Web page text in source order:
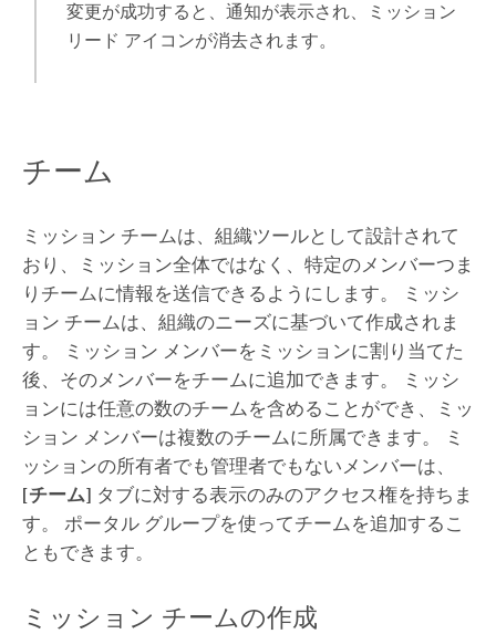
変更が成功すると、通知が表示され、ミッション
リード アイコンが消去されます。
チーム
ミッション チームは、組織ツールとして設計されて
おり、ミッション全体ではなく、特定のメンバーつま
りチームに情報を送信できるようにします。 ミッシ
ョン チームは、組織のニーズに基づいて作成されま
す。 ミッション メンバーをミッションに割り当てた
後、そのメンバーをチームに追加できます。 ミッシ
ョンには任意の数のチームを含めることができ、ミッ
ション メンバーは複数のチームに所属できます。 ミ
ッションの所有者でも管理者でもないメンバーは、
[チーム] タブに対する表示のみのアクセス権を持ちま
す。 ポータル グループを使ってチームを追加するこ
ともできます。
ミッション チームの作成